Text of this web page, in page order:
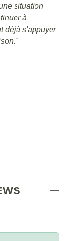
situation
à
déjà s'appuyer